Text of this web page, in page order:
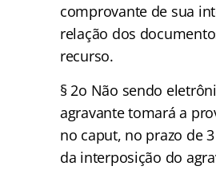
comprovante de sua
relação dos
recurso.
§ 2o Não sendo
agravante tomará a
no caput, no prazo de
da interposição do